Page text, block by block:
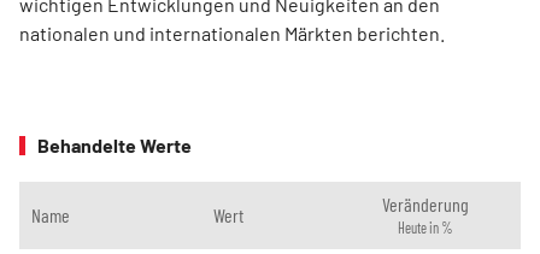
nationalen und internationalen Märkten berichten.
Behandelte Werte
Name Wert Veränderung
Heute in %